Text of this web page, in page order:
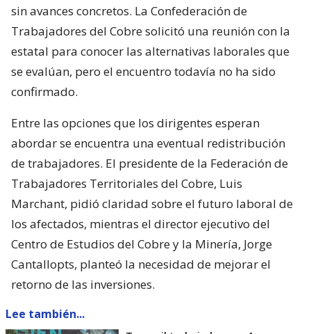
sin avances concretos. La Confederación de
Trabajadores del Cobre solicitó una reunión con la
estatal para conocer las alternativas laborales que
se evalúan, pero el encuentro todavía no ha sido
confirmado.
Entre las opciones que los dirigentes esperan
abordar se encuentra una eventual redistribución
de trabajadores. El presidente de la Federación de
Trabajadores Territoriales del Cobre, Luis
Marchant, pidió claridad sobre el futuro laboral de
los afectados, mientras el director ejecutivo del
Centro de Estudios del Cobre y la Minería, Jorge
Cantallopts, planteó la necesidad de mejorar el
retorno de las inversiones.
Lee también...